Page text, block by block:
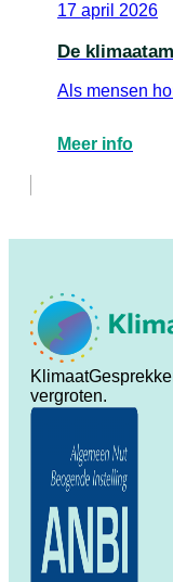
17 april 2026
De
Als mensen
Meer info
vergroten.